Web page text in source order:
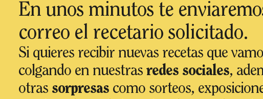
En unos minutos te
correo el recetario solicitado.
Si quieres recibir nuevas recetas que
colgando en nuestras redes sociales,
otras sorpresas como sorteos,